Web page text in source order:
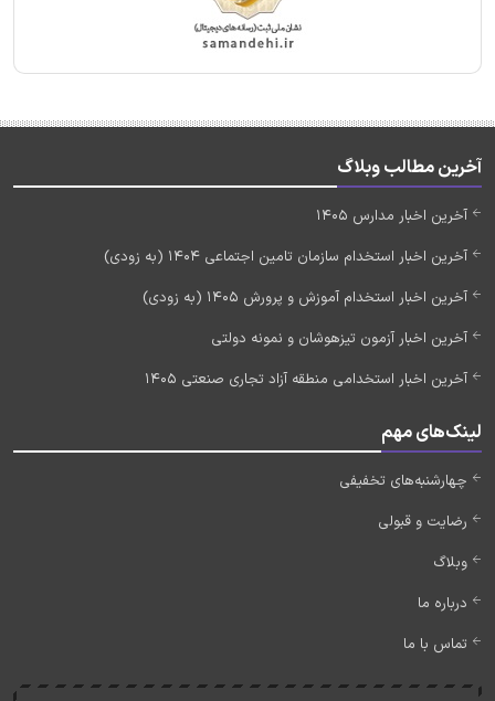
آخرین مطالب وبلاگ
آخرین اخبار مدارس 1405
آخرین اخبار استخدام سازمان تامین اجتماعی 1404 (به زودی)
آخرین اخبار استخدام آموزش و پرورش 1405 (به زودی)
آخرین اخبار آزمون تیزهوشان و نمونه دولتی
آخرین اخبار استخدامی منطقه آزاد تجاری صنعتی 1405
لینک‌های مهم
چهارشنبه‌های تخفیفی
رضایت و قبولی
وبلاگ
درباره ما
تماس با ما